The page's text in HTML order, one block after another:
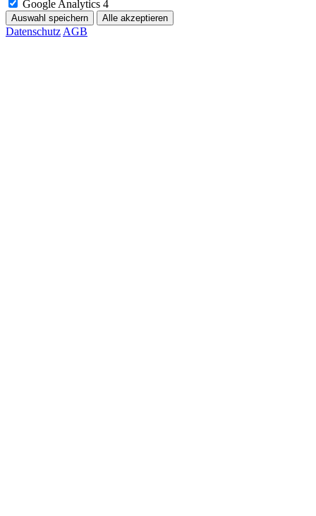
Google Analytics 4
Auswahl speichern Alle akzeptieren
Datenschutz AGB